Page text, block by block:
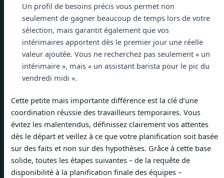
Un profil de besoins précis vous permet non
seulement de gagner beaucoup de temps lors de votre
sélection, mais garantit également que vos
intérimaires apportent dès le premier jour une réelle
valeur ajoutée. Vous ne recherchez pas seulement « un
intérimaire », mais « un assistant barista pour le pic du
vendredi midi ».
Cette petite mais importante différence est la clé d’une
coordination réussie des travailleurs temporaires. Vous
évitez les malentendus, définissez clairement vos attentes
dès le départ et veillez à ce que votre planification soit basée
sur des faits et non sur des hypothèses. Grâce à cette base
solide, toutes les étapes suivantes – de la requête de
disponibilité à la planification finale des équipes –